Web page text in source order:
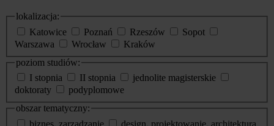
lokalizacja:
Katowice
Poznań Rzeszów
Sopot
Warszawa
Wrocław
Kraków
poziom studiów:
I stopnia
II stopnia
jednolite magisterskie
doktoraty
podyplomowe
obszar tematyczny:
biznes, zarządzanie
design, projektowanie, architektura